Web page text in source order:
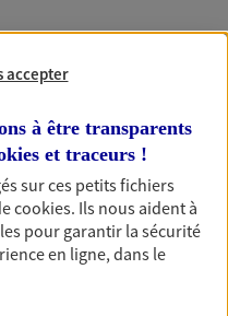
votre épargne : achat
ou voyage autour
rythme et
accepter
à être transparents
et traceurs !
sur ces petits fichiers
cookies. Ils nous aident à
pour garantir la sécurité
en ligne, dans le